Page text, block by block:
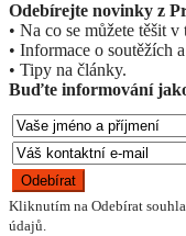
Odebírejte novinky z
• Na co se můžete těšit
• Informace o soutěžích
• Tipy na články.
Buďte informování
Kliknutím na Odebírat
údajů.